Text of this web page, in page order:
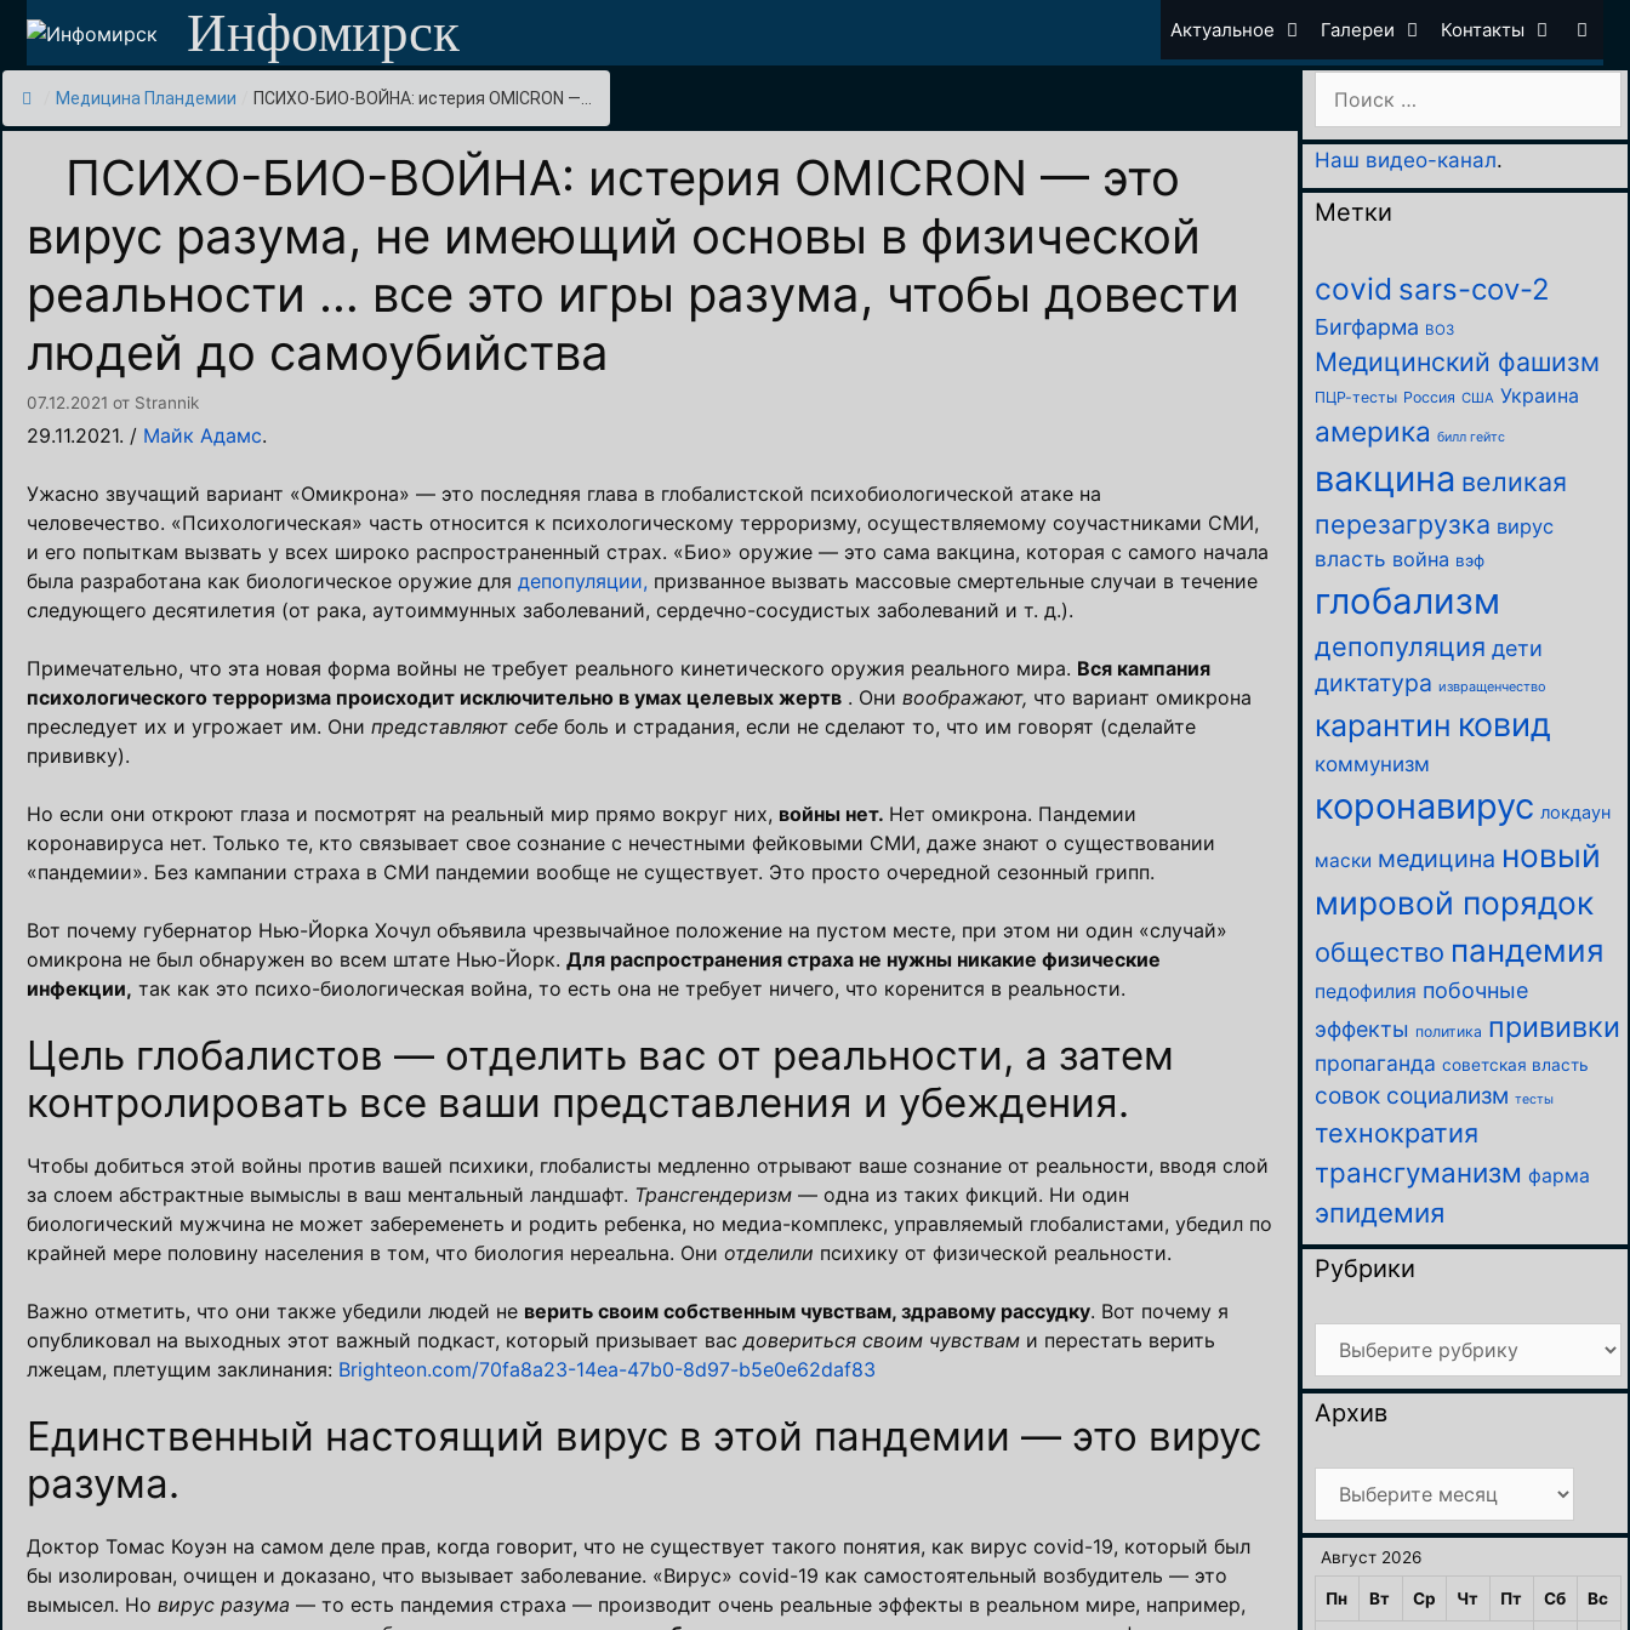
Перейти
содержимому
Инфомирск Актуальное Галереи Контакты
Медицина Пландемии ПСИХО-БИО-ВОЙНА: истерия OMICRON —...
ПСИХО-БИО-ВОЙНА: истерия OMICRON — это
вирус разума, не имеющий основы в физической
реальности … все это игры разума, чтобы довести
людей до самоубийства
07.12.2021 от Strannik
29.11.2021. / Майк Адамс.
Ужасно звучащий вариант «Омикрона» — это последняя глава в глобалистской психобиологической атаке на
человечество. «Психологическая» часть относится к психологическому терроризму, осуществляемому соучастниками СМИ,
и его попыткам вызвать у всех широко распространенный страх. «Био» оружие — это сама вакцина, которая с самого начала
была разработана как биологическое оружие для депопуляции, призванное вызвать массовые смертельные случаи в течение
следующего десятилетия (от рака, аутоиммунных заболеваний, сердечно-сосудистых заболеваний и т. д.).
Примечательно, что эта новая форма войны не требует реального кинетического оружия реального мира. Вся кампания
психологического терроризма происходит исключительно в умах целевых жертв . Они воображают, что вариант омикрона
преследует их и угрожает им. Они представляют себе боль и страдания, если не сделают то, что им говорят (сделайте
прививку).
Но если они откроют глаза и посмотрят на реальный мир прямо вокруг них, войны нет. Нет омикрона. Пандемии
коронавируса нет. Только те, кто связывает свое сознание с нечестными фейковыми СМИ, даже знают о существовании
«пандемии». Без кампании страха в СМИ пандемии вообще не существует. Это просто очередной сезонный грипп.
Вот почему губернатор Нью-Йорка Хочул объявила чрезвычайное положение на пустом месте, при этом ни один «случай»
омикрона не был обнаружен во всем штате Нью-Йорк. Для распространения страха не нужны никакие физические
инфекции, так как это психо-биологическая война, то есть она не требует ничего, что коренится в реальности.
Цель глобалистов — отделить вас от реальности, а затем
контролировать все ваши представления и убеждения.
Чтобы добиться этой войны против вашей психики, глобалисты медленно отрывают ваше сознание от реальности, вводя слой
за слоем абстрактные вымыслы в ваш ментальный ландшафт. Трансгендеризм — одна из таких фикций. Ни один
биологический мужчина не может забеременеть и родить ребенка, но медиа-комплекс, управляемый глобалистами, убедил по
крайней мере половину населения в том, что биология нереальна. Они отделили психику от физической реальности.
Важно отметить, что они также убедили людей не верить своим собственным чувствам, здравому рассудку. Вот почему я
опубликовал на выходных этот важный подкаст, который призывает вас довериться своим чувствам и перестать верить
лжецам, плетущим заклинания: Brighteon.com/70fa8a23-14ea-47b0-8d97-b5e0e62daf83
Единственный настоящий вирус в этой пандемии — это вирус
разума.
Доктор Томас Коуэн на самом деле прав, когда говорит, что не существует такого понятия, как вирус covid-19, который был
бы изолирован, очищен и доказано, что вызывает заболевание. «Вирус» covid-19 как самостоятельный возбудитель — это
вымысел. Но вирус разума — то есть пандемия страха — производит очень реальные эффекты в реальном мире, например,
Наш видео-канал.
Метки
covid sars-cov-2
Бигфарма ВОЗ
Медицинский фашизм
ПЦР-тесты Россия США Украина
америка билл гейтс
вакцина великая
перезагрузка вирус
власть война вэф
глобализм
депопуляция дети
диктатура извращенчество
карантин ковид
коммунизм
коронавирус локдаун
маски медицина новый
мировой порядок
общество пандемия
педофилия побочные
эффекты политика прививки
пропаганда советская власть
совок социализм тесты
технократия
трансгуманизм фарма
эпидемия
Рубрики
Рубрики
Архив
Архив
Август 2026
Пн Вт Ср Чт Пт Сб Вс